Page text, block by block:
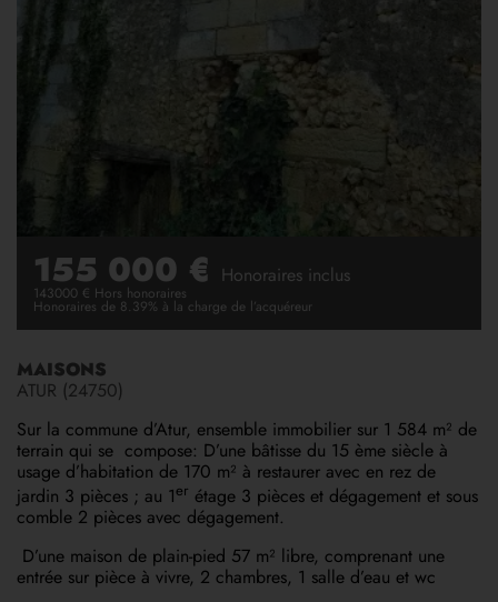
155 000 € Honoraires inclus
143000 € Hors honoraires
Honoraires de 8.39% à la charge de l’acquéreur
MAISONS
ATUR (24750)
Sur la commune d’Atur, ensemble immobilier sur 1 584 m² de
terrain qui se compose: D’une bâtisse du 15 ème siècle à
usage d’habitation de 170 m² à restaurer avec en rez de
jardin 3 pièces ; au 1er étage 3 pièces et dégagement et sous
comble 2 pièces avec dégagement.
D’une maison de plain-pied 57 m² libre, comprenant une
entrée sur pièce à vivre, 2 chambres, 1 salle d’eau et wc